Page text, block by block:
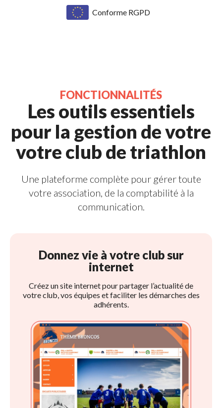
Conforme RGPD
FONCTIONNALITÉS
Les outils essentiels
pourla gestion de votre
votre club de triathlon
Une plateforme complète pour gérer toute
votre association, de la comptabilité à la
communication.
Donnez vie à votre club sur
internet
Créez un site internet pour partager l’actualité de
votre club, vos équipes et faciliter les démarches des
adhérents.